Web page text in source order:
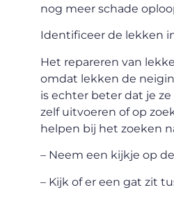
nog meer schade
Identificeer de lekken
Het repareren van
omdat lekken de
is echter beter dat je
zelf uitvoeren of op
helpen bij het zoeken
– Neem een kijkje op
– Kijk of er een gat zit